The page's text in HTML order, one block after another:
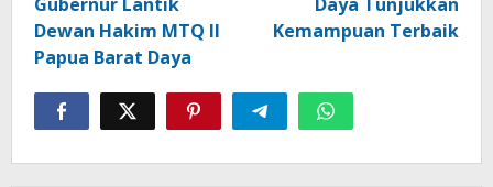
Dewan Hakim MTQ II
Papua Barat Daya
Kemampuan Terbaik